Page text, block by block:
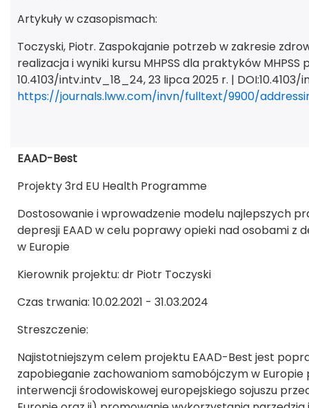
Artykuły w czasopismach:
Toczyski, Piotr. Zaspokajanie potrzeb w zakresie
realizacja i wyniki kursu MHPSS dla praktyków
10.4103/intv.intv_18_24, 23 lipca 2025 r. |
https://journals.lww.com/invn/fulltext/9900/
EAAD-Best
Projekty 3rd EU Health Programme
Dostosowanie i wprowadzenie modelu najlepszych
depresji EAAD w celu poprawy opieki nad osobami
w Europie
Kierownik projektu: dr Piotr Toczyski
Czas trwania: 10.02.2021 - 31.03.2024
Streszczenie:
Najistotniejszym celem projektu EAAD-Best jest
zapobieganie zachowaniom samobójczym w
interwencji środowiskowej europejskiego sojuszu